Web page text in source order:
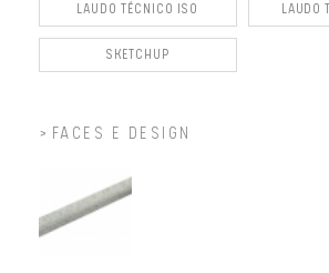
LAUDO TÉCNICO ISO LAUDO
SKETCHUP
FACES E DESIGN